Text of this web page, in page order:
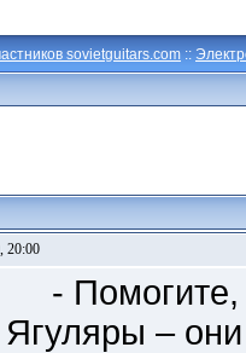
sovietguitars.com ::
20:00
- Помогите,
– они